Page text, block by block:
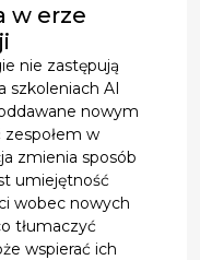
w erze
nie zastępują
szkoleniach AI
nowym
zespołem w
zmienia sposób
umiejętność
wobec nowych
tłumaczyć
wspierać ich